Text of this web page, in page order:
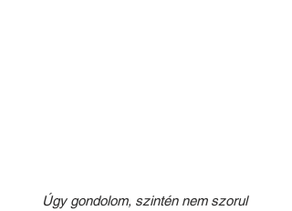
Úgy gondolom, szintén nem szorul